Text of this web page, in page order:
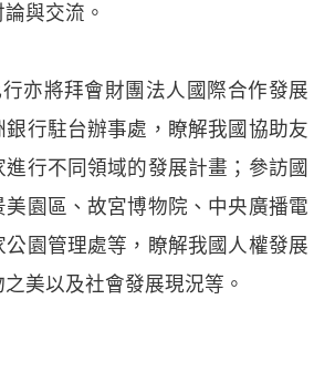
與交流。
亦將拜會財團法人國際合作發展
行駐台辦事處，瞭解我國協助友
行不同領域的發展計畫；參訪國
美園區、故宮博物院、中央廣播電
公園管理處等，瞭解我國人權發展
美以及社會發展現況等。